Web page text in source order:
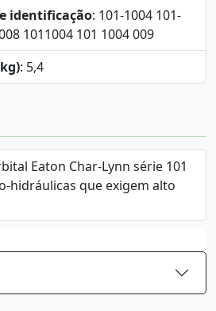
identificação: 101-1004 101-
1011004 101 1004 009
: 5,4
Eaton Char-Lynn série 101
hidráulicas que exigem alto